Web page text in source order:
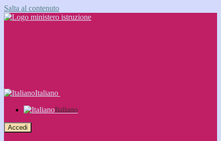
Salta al contenuto
Italiano
Italiano
Accedi